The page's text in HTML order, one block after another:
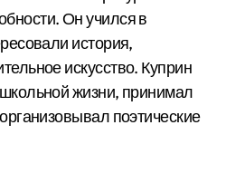
Он учился в
история,
искусство. Куприн
жизни, принимал
поэтические